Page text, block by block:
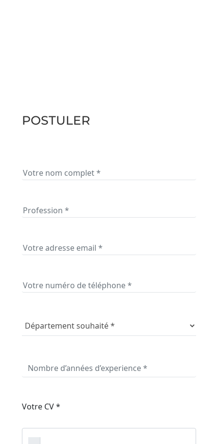
POSTULER
Votre CV *